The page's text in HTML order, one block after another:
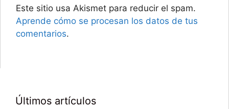
Este sitio usa Akismet para reducir el spam.
Aprende cómo se procesan los datos de tus
comentarios.
Últimos artículos